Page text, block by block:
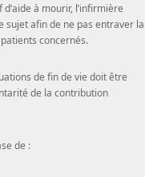
à mourir, l’infirmière
sujet afin de ne pas entraver la
concernés.
de fin de vie doit être
de la contribution
de :